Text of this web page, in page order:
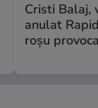
Cristi Balaj,
anulat
roșu